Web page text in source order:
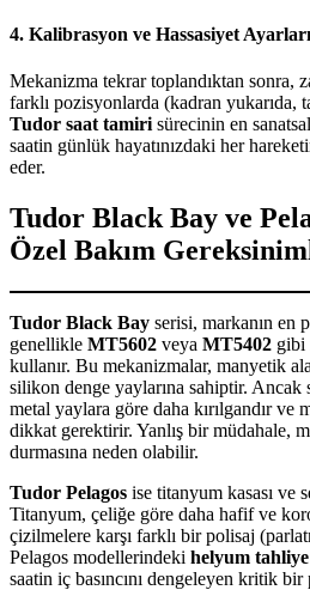
4. Kalibrasyon ve Hassasiyet Ayarları
Mekanizma tekrar toplandıktan sonra,
farklı pozisyonlarda (kadran yukarıda,
Tudor saat tamiri sürecinin en
saatin günlük hayatınızdaki her
eder.
Tudor Black Bay ve
Özel Bakım
Tudor Black Bay serisi, markanın en
genellikle MT5602 veya MT5402 gibi
kullanır. Bu mekanizmalar, manyetik
silikon denge yaylarına sahiptir. Ancak
metal yaylara göre daha kırılgandır ve
dikkat gerektirir. Yanlış bir müdahale,
durmasına neden olabilir.
Tudor Pelagos ise titanyum kasası ve
Titanyum, çeliğe göre daha hafif ve
çizilmelere karşı farklı bir polisaj
Pelagos modellerindeki helyum
saatin iç basıncını dengeleyen kritik bir